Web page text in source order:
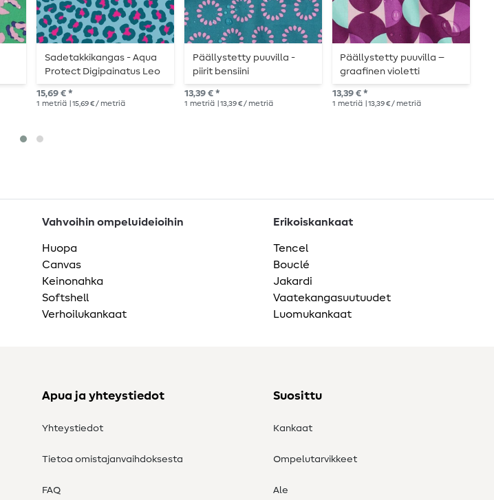
Sadetakkikangas - Aqua
Protect Digipainatus Leo
Aqua
15,69 € *
1 metriä | 15,69 € / metriä
Päällystetty puuvilla -
piirit bensiini
13,39 € *
1 metriä | 13,39 € / metriä
Päällystetty puuvilla –
graafinen violetti
13,39 € *
1 metriä | 13,39 € / metriä
Vahvoihin ompeluideioihin
Huopa
Canvas
Keinonahka
Softshell
Verhoilukankaat
Erikoiskankaat
Tencel
Bouclé
Jakardi
Vaatekangasuutuudet
Luomukankaat
Apua ja yhteystiedot
Yhteystiedot
Tietoa omistajanvaihdoksesta
FAQ
Suosittu
Kankaat
Ompelutarvikkeet
Ale